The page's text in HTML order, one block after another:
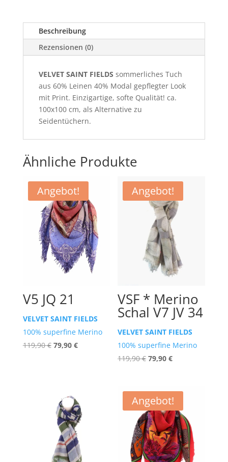
Beschreibung
Rezensionen (0)
VELVET SAINT FIELDS sommerliches Tuch
aus 60% Leinen 40% Modal gepflegter Look
mit Print. Einzigartige, softe Qualität! ca.
100x100 cm, als Alternative zu
Seidentüchern.
Ähnliche Produkte
Angebot!
V5 JQ 21
VELVET SAINT FIELDS
100% superfine Merino
119,90€ Ursprünglicher
79,90 €Aktueller
Angebot!
VSF * Merino
Schal V7 JV 34
VELVET SAINT FIELDS
100% superfine Merino
119,90€ Ursprünglicher
119,90 €
79,90€Aktueller
79,90 €.
Angebot!